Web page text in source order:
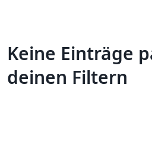
Keine Einträge
deinen Filtern